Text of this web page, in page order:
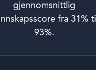
gjennomsnittlig
fra 31% til
93%.